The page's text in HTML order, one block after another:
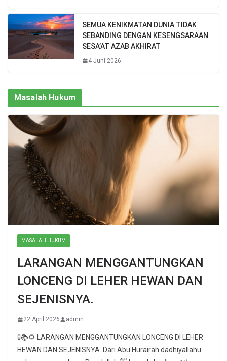
SEMUA KENIKMATAN DUNIA TIDAK
SEBANDING DENGAN KESENGSARAAN
SESA’AT AZAB AKHIRAT
4 Juni 2026
Masalah Hukum
MASALAH HUKUM
LARANGAN MENGGANTUNGKAN
LONCENG DI LEHER HEWAN DAN
SEJENISNYA.
22 April 2026 admin
🚦📚🌻 LARANGAN MENGGANTUNGKAN LONCENG DI LEHER
HEWAN DAN SEJENISNYA. Dari Abu Hurairah dadhiyallahu